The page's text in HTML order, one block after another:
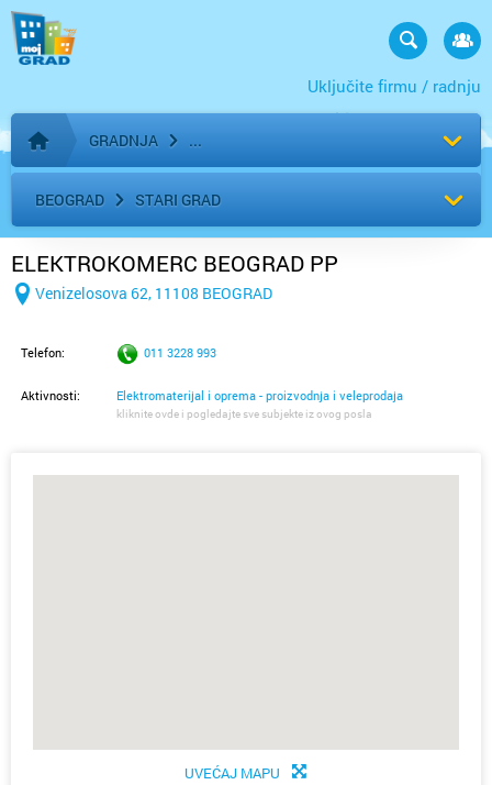
Uključite firmu / radnju
Početna stranica
GRADNJA
BEOGRAD STARI GRAD
ELEKTROKOMERC BEOGRAD PP
Venizelosova 62, 11108 BEOGRAD
Telefon: 011 3228 993
Aktivnosti: Elektromaterijal i oprema - proizvodnja i veleprodaja
kliknite ovde i pogledajte sve subjekte iz ovog posla
UVEĆAJ MAPU